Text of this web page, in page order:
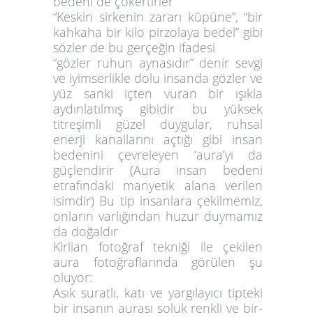
“Keskin sirkenin zararı küpüne”, “bir
kahkaha bir kilo pirzolaya bedel” gibi
sözler de bu gerçeğin ifadesi
“gözler ruhun aynasıdır” denir sevgi
ve iyimserlikle dolu insanda gözler ve
yüz sanki içten vuran bir ışıkla
aydınlatılmış gibidir bu yüksek
titreşimli güzel duygular, ruhsal
enerji kanallarını açtığı gibi insan
bedenini çevreleyen ‘aura’yı da
güçlendirir (Aura insan bedeni
etrafındaki manyetik alana verilen
isimdir) Bu tip insanlara çekilmemiz,
onların varlığından huzur duymamız
da doğaldır
Kirlian fotoğraf tekniği ile çekilen
aura fotoğraflarında görülen şu
oluyor:
Asık suratlı, katı ve yargılayıcı tipteki
bir insanın aurası soluk renkli ve bir-